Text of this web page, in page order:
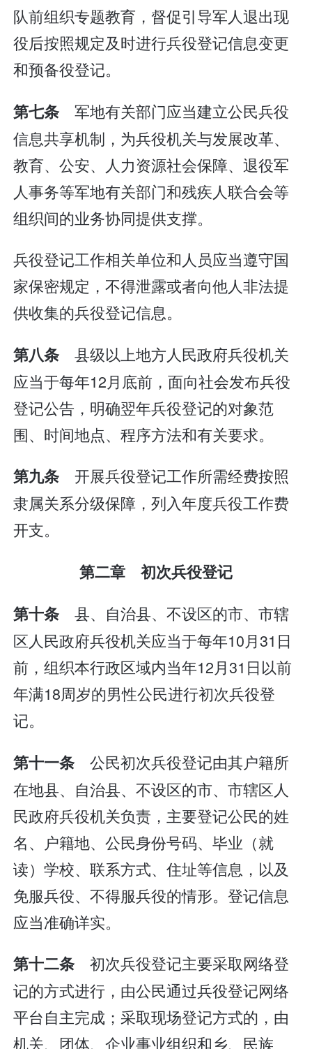
队前组织专题教育，督促引导军人退出现
役后按照规定及时进行兵役登记信息变更
和预备役登记。
第七条军地有关部门应当建立公民兵役
信息共享机制，为兵役机关与发展改革、
教育、公安、人力资源社会保障、退役军
人事务等军地有关部门和残疾人联合会等
组织间的业务协同提供支撑。
兵役登记工作相关单位和人员应当遵守国
家保密规定，不得泄露或者向他人非法提
供收集的兵役登记信息。
第八条县级以上地方人民政府兵役机关
应当于每年12月底前，面向社会发布兵役
登记公告，明确翌年兵役登记的对象范
围、时间地点、程序方法和有关要求。
第九条开展兵役登记工作所需经费按照
隶属关系分级保障，列入年度兵役工作费
开支。
第二章 初次兵役登记
第十条县、自治县、不设区的市、市辖
区人民政府兵役机关应当于每年10月31日
前，组织本行政区域内当年12月31日以前
年满18周岁的男性公民进行初次兵役登
记。
第十一条公民初次兵役登记由其户籍所
在地县、自治县、不设区的市、市辖区人
民政府兵役机关负责，主要登记公民的姓
名、户籍地、公民身份号码、毕业（就
读）学校、联系方式、住址等信息，以及
免服兵役、不得服兵役的情形。登记信息
应当准确详实。
第十二条初次兵役登记主要采取网络登
记的方式进行，由公民通过兵役登记网络
平台自主完成；采取现场登记方式的，由
机关、团体、企业事业组织和乡、民族